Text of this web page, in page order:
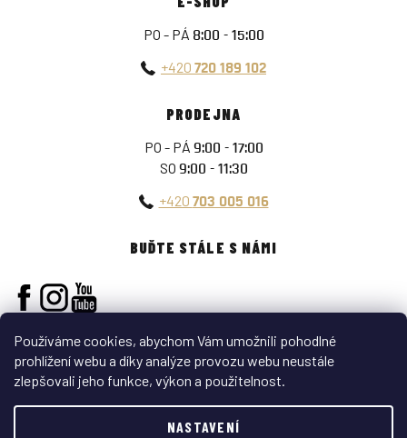
Používáme cookies, abychom Vám umožnili pohodlné
prohlížení webu a díky analýze provozu webu neustále
zlepšovali jeho funkce, výkon a použitelnost.
NASTAVENÍ
PO - PÁ 8:00 - 15:00
+420 720 189 102
PRODEJNA
PO - PÁ 9:00 - 17:00
SO 9:00 - 11:30
+420 703 005 016
BUĎTE STÁLE S NÁMI